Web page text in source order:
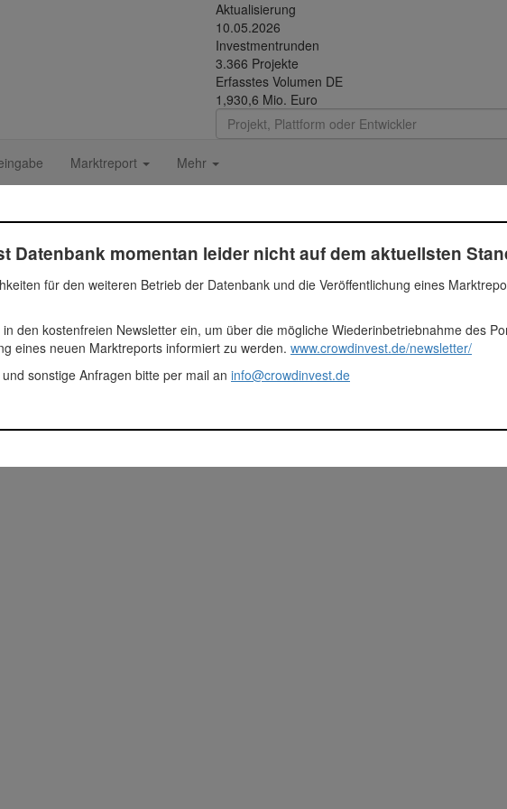
Aktualisierung
10.05.2026
Investmentrunden
3.366 Projekte
Erfasstes Volumen DE
1,930,6 Mio. Euro
Marktreport Mehr
Alle Angaben
Datenbank momentan leider nicht auf dem aktuellsten
für den weiteren Betrieb der Datenbank und die Veröffentlichung eines
den kostenfreien Newsletter ein, um über die mögliche Wiederinbetriebnahme des
eines neuen Marktreports informiert zu werden. www.crowdinvest.de/newsletter/
sonstige Anfragen bitte per mail an info@crowdinvest.de